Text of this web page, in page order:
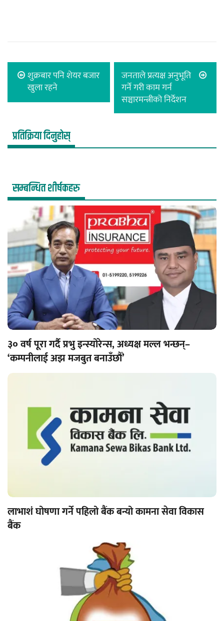
शुक्रबार पनि शेयर बजार
खुला रहने
जनताले प्रत्यक्ष अनुभूति
गर्ने गरी काम गर्न
सञ्चारमन्त्रीको निर्देशन
प्रतिक्रिया दिनुहोस्
सम्बन्धित शीर्षकहरु
३० वर्ष पूरा गर्दै प्रभु इन्स्योरेन्स, अध्यक्ष मल्ल भन्छन्–
‘कम्पनीलाई अझ मजबुत बनाउँछौँ’
लाभाशं घोषणा गर्ने पहिलो बैंक बन्यो कामना सेवा विकास
बैंक